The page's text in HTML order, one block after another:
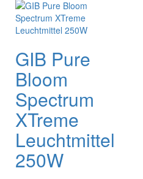
GIB Pure
Bloom
Spectrum
XTreme
Leuchtmittel
250W